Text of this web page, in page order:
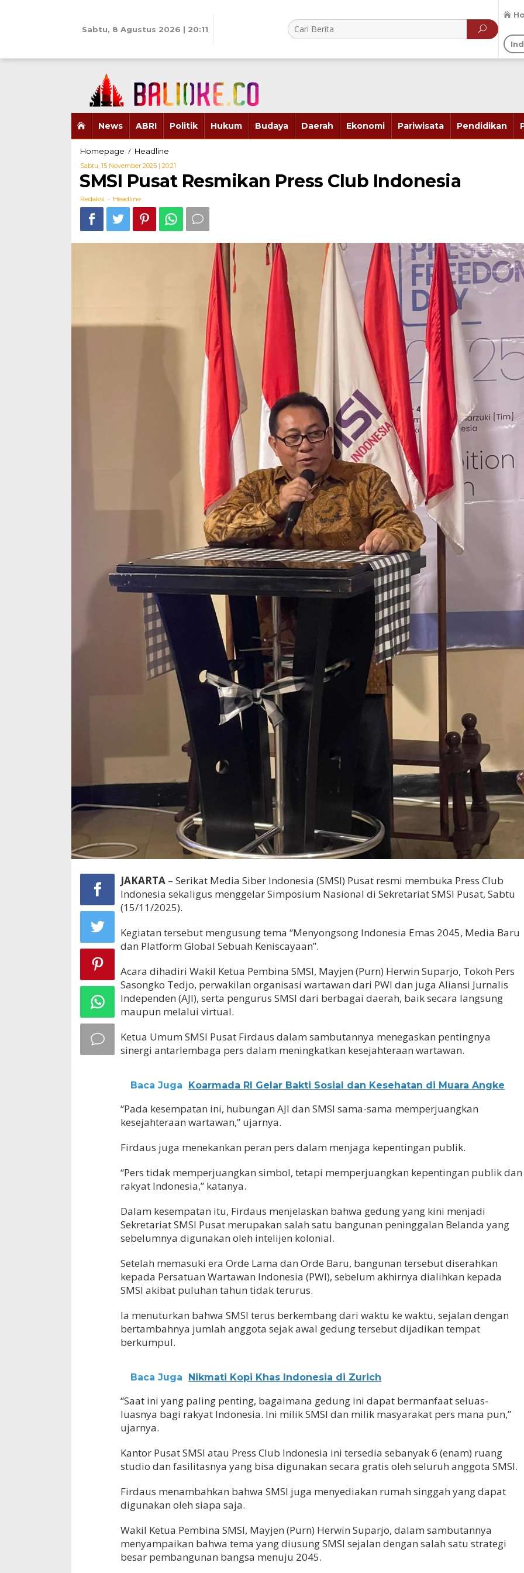
Sabtu, 8 Agustus 2026 | 20:11
News ABRI Politik Hukum Budaya Daerah Ekonomi Pariwisata Pendidikan
Homepage / Headline
Pusat
Resmikan
Press
Sabtu, 15 November 2025 | 20:21
Redaksi
SMSI Pusat Resmikan Press Club Indonesia
Redaksi - Headline
JAKARTA – Serikat Media Siber Indonesia (SMSI) Pusat resmi membuka Press Club
Indonesia sekaligus menggelar Simposium Nasional di Sekretariat SMSI Pusat, Sabtu
(15/11/2025).
Kegiatan tersebut mengusung tema “Menyongsong Indonesia Emas 2045, Media Baru
dan Platform Global Sebuah Keniscayaan”.
Acara dihadiri Wakil Ketua Pembina SMSI, Mayjen (Purn) Herwin Suparjo, Tokoh Pers
Sasongko Tedjo, perwakilan organisasi wartawan dari PWI dan juga Aliansi Jurnalis
Independen (AJI), serta pengurus SMSI dari berbagai daerah, baik secara langsung
maupun melalui virtual.
Ketua Umum SMSI Pusat Firdaus dalam sambutannya menegaskan pentingnya
sinergi antarlembaga pers dalam meningkatkan kesejahteraan wartawan.
Baca Juga Koarmada RI Gelar Bakti Sosial dan Kesehatan di Muara Angke
“Pada kesempatan ini, hubungan AJI dan SMSI sama-sama memperjuangkan
kesejahteraan wartawan,” ujarnya.
Firdaus juga menekankan peran pers dalam menjaga kepentingan publik.
“Pers tidak memperjuangkan simbol, tetapi memperjuangkan kepentingan publik dan
rakyat Indonesia,” katanya.
Dalam kesempatan itu, Firdaus menjelaskan bahwa gedung yang kini menjadi
Sekretariat SMSI Pusat merupakan salah satu bangunan peninggalan Belanda yang
sebelumnya digunakan oleh intelijen kolonial.
Setelah memasuki era Orde Lama dan Orde Baru, bangunan tersebut diserahkan
kepada Persatuan Wartawan Indonesia (PWI), sebelum akhirnya dialihkan kepada
SMSI akibat puluhan tahun tidak terurus.
Ia menuturkan bahwa SMSI terus berkembang dari waktu ke waktu, sejalan dengan
bertambahnya jumlah anggota sejak awal gedung tersebut dijadikan tempat
berkumpul.
Baca Juga Nikmati Kopi Khas Indonesia di Zurich
“Saat ini yang paling penting, bagaimana gedung ini dapat bermanfaat seluas-
luasnya bagi rakyat Indonesia. Ini milik SMSI dan milik masyarakat pers mana pun,”
ujarnya.
Kantor Pusat SMSI atau Press Club Indonesia ini tersedia sebanyak 6 (enam) ruang
studio dan fasilitasnya yang bisa digunakan secara gratis oleh seluruh anggota SMSI.
Firdaus menambahkan bahwa SMSI juga menyediakan rumah singgah yang dapat
digunakan oleh siapa saja.
Wakil Ketua Pembina SMSI, Mayjen (Purn) Herwin Suparjo, dalam sambutannya
menyampaikan bahwa tema yang diusung SMSI sejalan dengan salah satu strategi
besar pembangunan bangsa menuju 2045.